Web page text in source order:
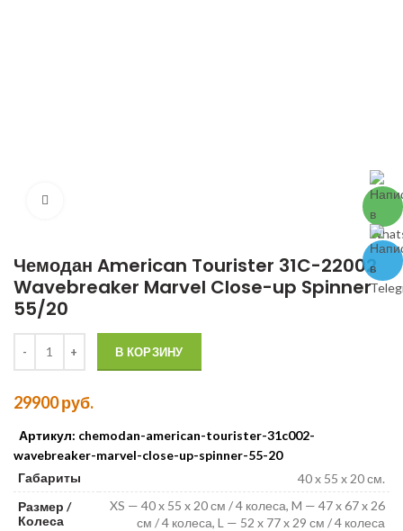
Чемодан American Tourister 31C-22002
Wavebreaker Marvel Close-up Spinner
55/20
В КОРЗИНУ
29900руб.
Артикул: chemodan-american-tourister-31c002-
wavebreaker-marvel-close-up-spinner-55-20
Габариты
40 x 55 x 20 см.
Размер /
Колеса
XS — 40 x 55 x 20 см / 4 колеса, M — 47 x 67 x 26
см / 4 колеса, L — 52 x 77 x 29 см / 4 колеса